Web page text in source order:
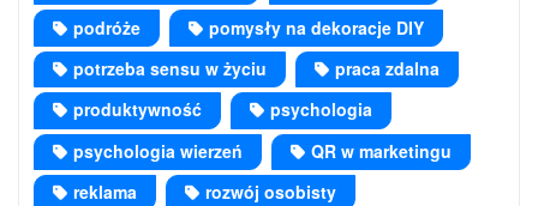
podróże
pomysły na dekoracje DIY
potrzeba sensu w życiu
praca zdalna
produktywność
psychologia
psychologia wierzeń
QR w marketingu
reklama
rozwój osobisty